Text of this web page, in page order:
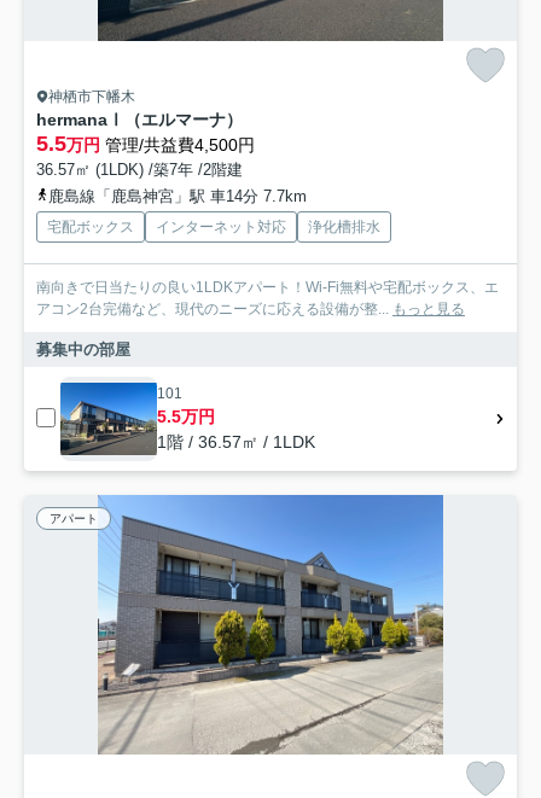
神栖市下幡木
hermanaⅠ（エルマーナ）
5.5万円 管理/共益費4,500円
36.57㎡ (1LDK) /築7年 /2階建
鹿島線「鹿島神宮」駅 車14分 7.7km
宅配ボックス インターネット対応 浄化槽排水
南向きで日当たりの良い1LDKアパート！Wi-Fi無料や宅配ボックス、エ
アコン2台完備など、現代のニーズに応える設備が整...
もっと見る
募集中の部屋
101
5.5万円
1階 / 36.57㎡ / 1LDK
アパート